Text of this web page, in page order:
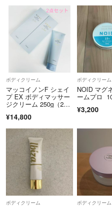
ボディクリーム
マッコイノンF シェイ
プ EX ボディマッサー
ジクリーム 250g（2点
¥14,800
ボディクリーム
NOID マグ
ームプロ
¥3,200
ボディクリーム ボディクリーム